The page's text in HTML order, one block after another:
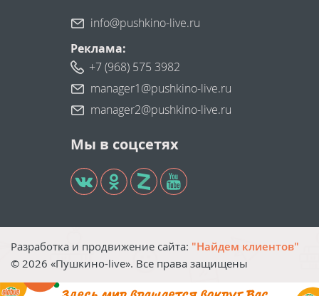
info@pushkino-live.ru
Реклама:
+7 (968) 575 3982
manager1@pushkino-live.ru
manager2@pushkino-live.ru
Мы в соцсетях
Разработка и продвижение сайта: "Найдем клиентов"
© 2026 «Пушкино-live». Все права защищены